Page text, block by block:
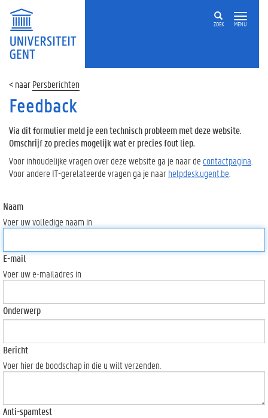
ZOEK MENU
Persberichten
Feedback
Via dit formulier meld je een technisch probleem met deze website.
Omschrijf zo precies mogelijk wat er precies fout liep.
Voor inhoudelijke vragen over deze website ga je naar de contactpagina
Voor andere IT-gerelateerde vragen ga je naarhelpdesk.ugent.be
Naam
Voer uw volledige naam in
E-mail
Voer uw e-mailadres in
Onderwerp
Bericht
Voer hier de boodschap in die u wilt verzenden.
Anti-spamtest